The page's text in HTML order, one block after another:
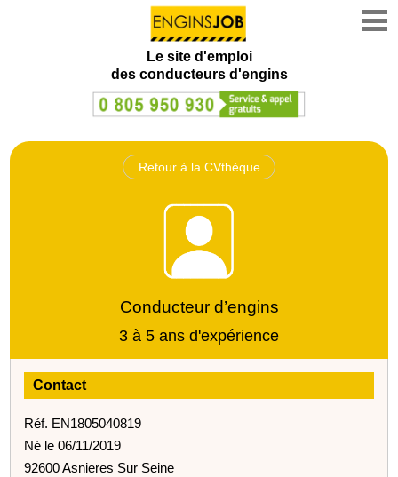
Le site d'emploi
des conducteurs d'engins
Retour à la CVthèque
Conducteur d’engins
3 à 5 ans d'expérience
Contact
Réf. EN1805040819
Né le 06/11/2019
92600 Asnieres Sur Seine